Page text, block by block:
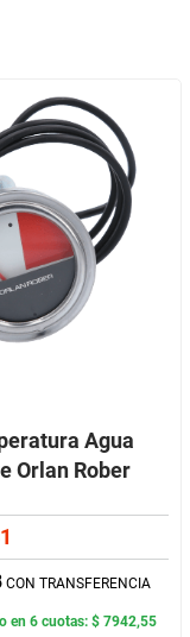
Agua
Orlan Rober
CON TRANSFERENCIA
en6 cuotas:$ 7942,55